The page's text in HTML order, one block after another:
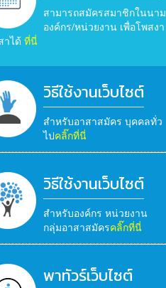
สามารถสมัครสมาชิกในนาม
องค์กร/หน่วยงาน เพื่อโพสงา
าได้ ที่นี่
วิธีใช้งานเว็บไซต์
สำหรับอาสาสมัคร บุคคลทั่ว
ไปคลิ๊กที่นี่
วิธีใช้งานเว็บไซต์
สำหรับองค์กร หน่วยงาน
กลุ่มอาสาสมัครคลิ๊กที่นี่
พาทัวร์เว็บไซต์